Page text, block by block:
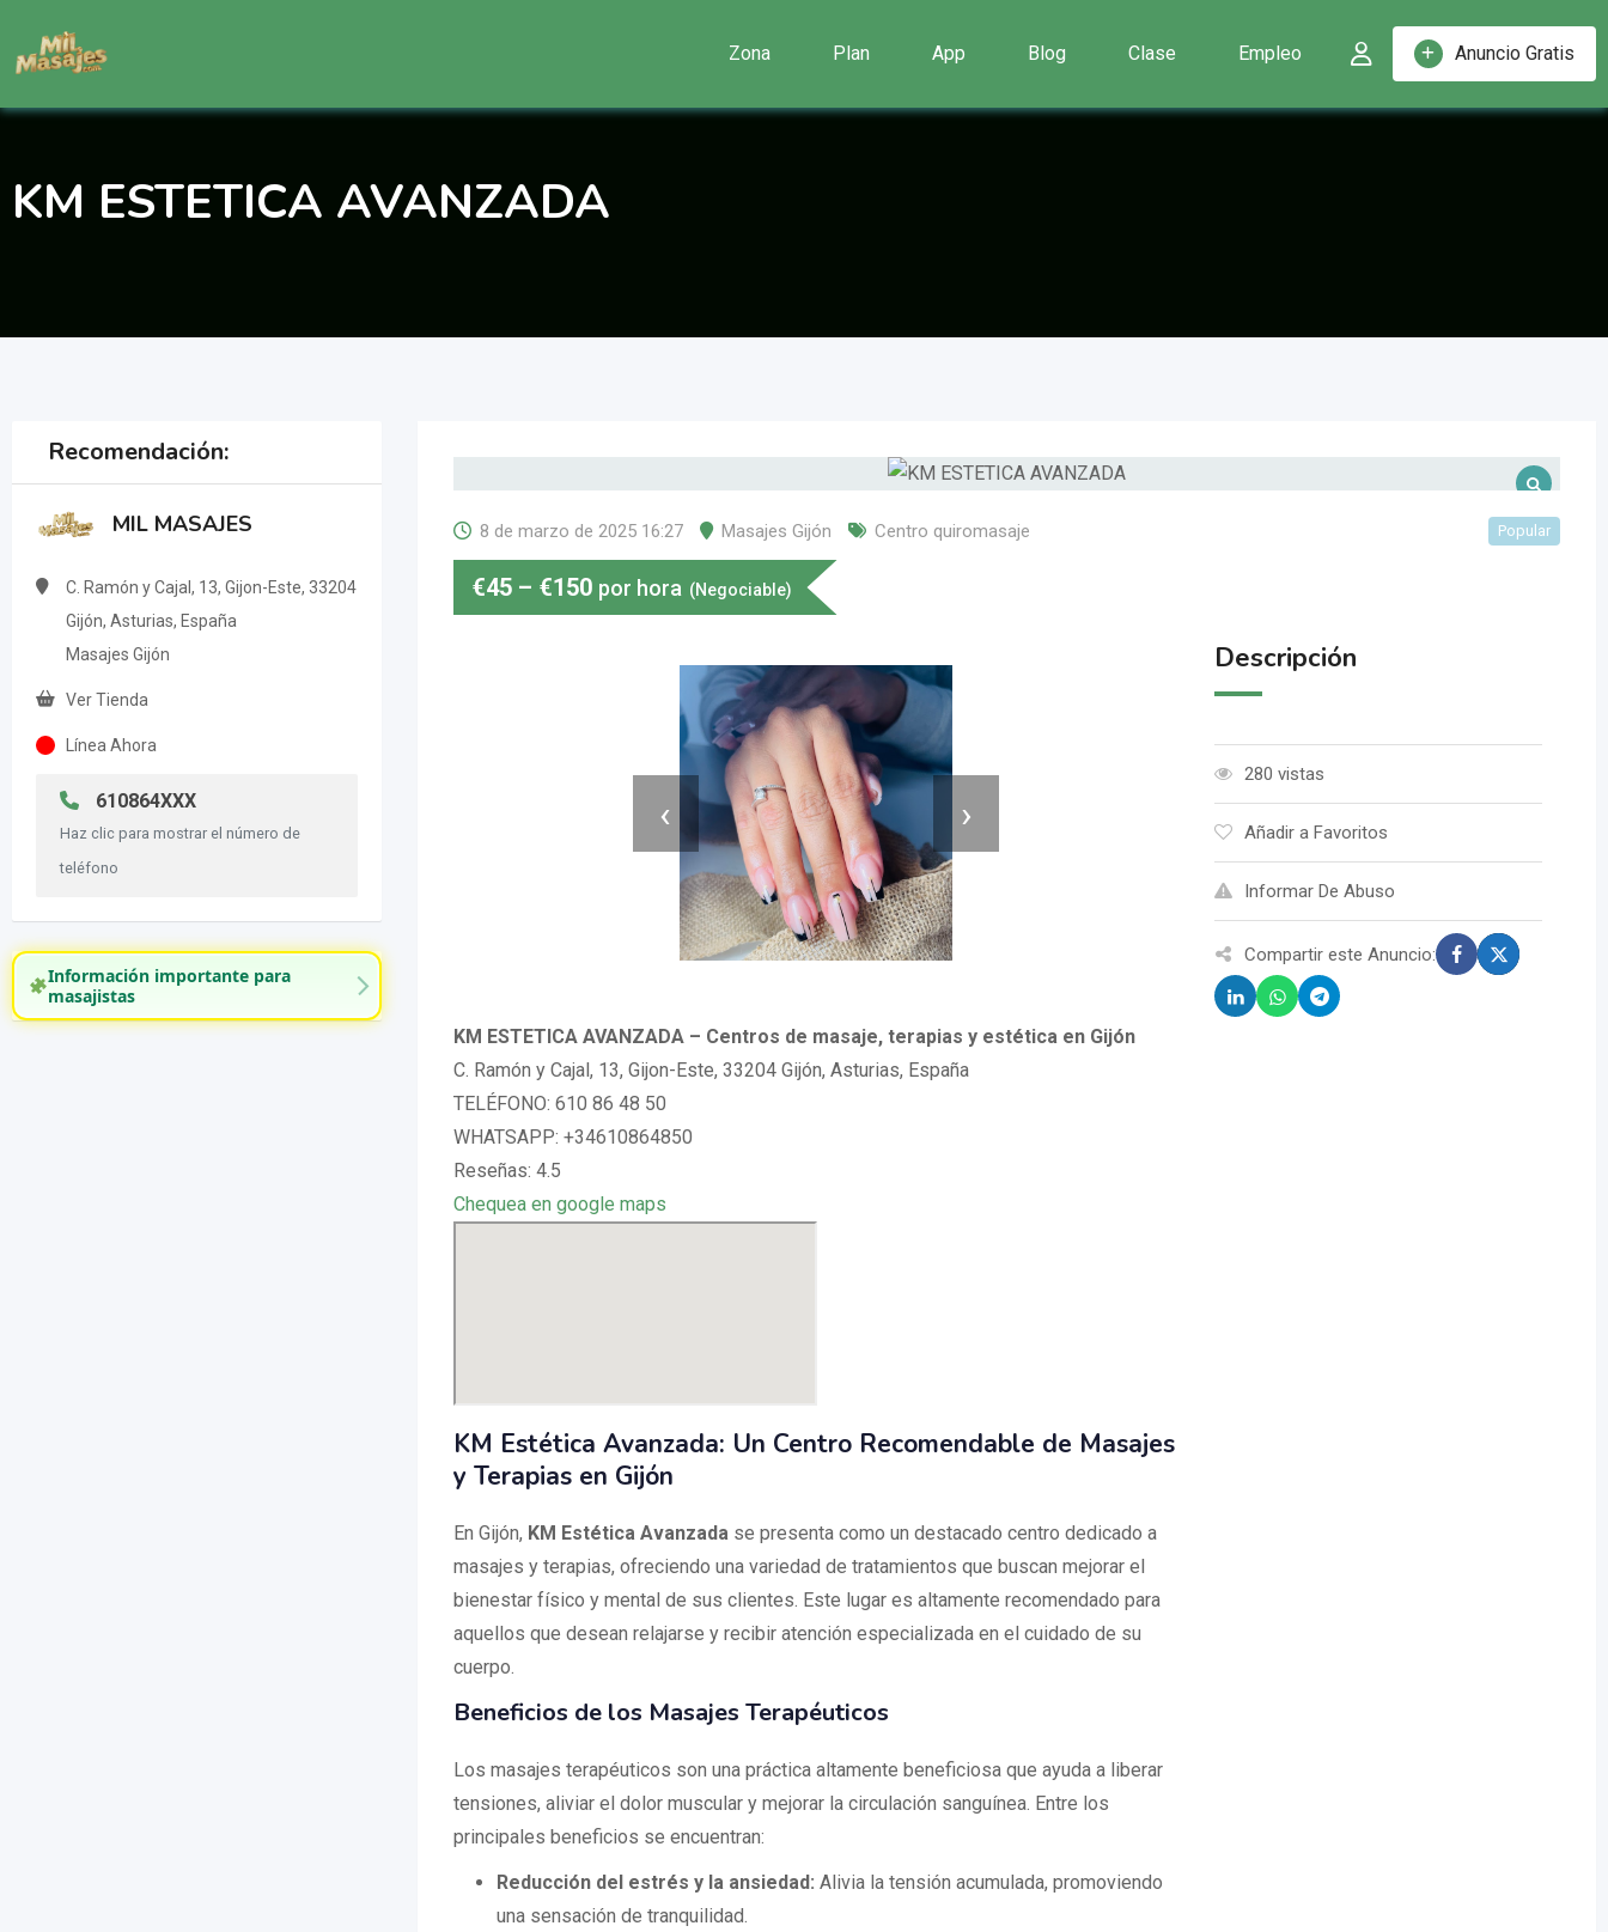
contenido
Anuncio Gratis
Zona Plan App Blog Clase Empleo
KM ESTETICA AVANZADA
Recomendación:
MIL MASAJES
C. Ramón y Cajal, 13, Gijon-Este, 33204
Gijón, Asturias, España
Masajes Gijón
Ver Tienda
Línea Ahora
610864XXX
Haz clic para mostrar el número de
teléfono
Información importante para
masajistas
8 de marzo de 2025 16:27 Masajes Gijón Centro quiromasaje Popular
€45 – €150 por hora (Negociable)
‹ ›
KM ESTETICA AVANZADA – Centros de masaje, terapias y estética en Gijón
C. Ramón y Cajal, 13, Gijon-Este, 33204 Gijón, Asturias, España
TELÉFONO: 610 86 48 50
WHATSAPP: +34610864850
Reseñas: 4.5
Chequea en google maps
KM Estética Avanzada: Un Centro Recomendable de Masajes
y Terapias en Gijón
En Gijón, KM Estética Avanzadase presenta como un destacado centro dedicado a
masajes y terapias, ofreciendo una variedad de tratamientos que buscan mejorar el
bienestar físico y mental de sus clientes. Este lugar es altamente recomendado para
aquellos que desean relajarse y recibir atención especializada en el cuidado de su
cuerpo.
Beneficios de los Masajes Terapéuticos
Los masajes terapéuticos son una práctica altamente beneficiosa que ayuda a liberar
tensiones, aliviar el dolor muscular y mejorar la circulación sanguínea. Entre los
principales beneficios se encuentran:
Reducción del estrés y la ansiedad: Alivia la tensión acumulada, promoviendo
una sensación de tranquilidad.
Descripción
280 vistas
Añadir a Favoritos
Informar De Abuso
Compartir este Anuncio: